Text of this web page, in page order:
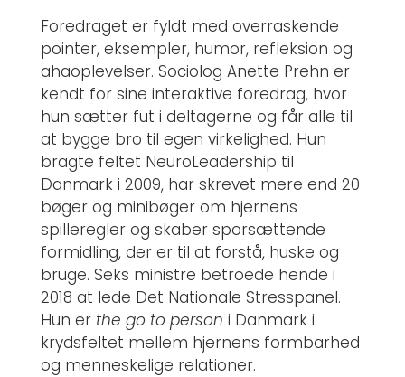
Foredraget er fyldt med overraskende
pointer, eksempler, humor, refleksion og
ahaoplevelser. Sociolog Anette Prehn er
kendt for sine interaktive foredrag, hvor
hun sætter fut i deltagerne og får alle til
at bygge bro til egen virkelighed. Hun
bragte feltet NeuroLeadership til
Danmark i 2009, har skrevet mere end 20
bøger og minibøger om hjernens
spilleregler og skaber sporsættende
formidling, der er til at forstå, huske og
bruge. Seks ministre betroede hende i
2018 at lede Det Nationale Stresspanel.
Hun er the go to person i Danmark i
krydsfeltet mellem hjernens formbarhed
og menneskelige relationer.